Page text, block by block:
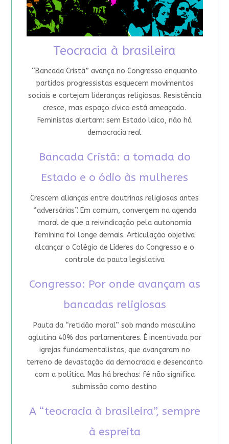
Teocracia à brasileira
“Bancada Cristã” avança no Congresso enquanto
partidos progressistas esquecem movimentos
sociais e cortejam lideranças religiosas. Resistência
cresce, mas espaço cívico está ameaçado.
Feministas alertam: sem Estado laico, não há
democracia real
Bancada Cristã: a tomada do
Estado e o ódio às mulheres
Crescem alianças entre doutrinas religiosas antes
“adversárias”. Em comum, convergem na agenda
moral de que a reivindicação pela autonomia
feminina foi longe demais. Articulação objetiva
alcançar o Colégio de Líderes do Congresso e o
controle da pauta legislativa
Congresso: Por onde avançam as
bancadas religiosas
Pauta da “retidão moral” sob mando masculino
aglutina 40% dos parlamentares. É incentivada por
igrejas fundamentalistas, que avançaram no
terreno de devastação da democracia e desencanto
com a política. Mas há brechas: fé não significa
submissão como destino
A “teocracia à brasileira”, sempre
à espreita